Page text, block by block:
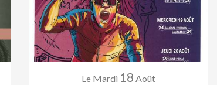
Le Mardi 18 Août